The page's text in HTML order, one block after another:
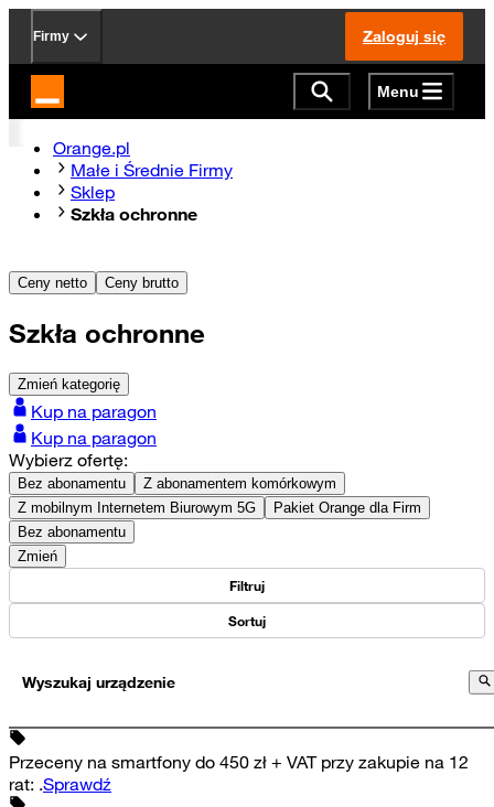
Firmy Zaloguj się
Strona główna Orange.pl Menu
Orange.pl
Małe i Średnie Firmy
Sklep
Szkła ochronne
Ceny netto Ceny brutto
Szkła ochronne
Zmień kategorię
Kup na paragon
Kup na paragon
Wybierz ofertę:
Bez abonamentu
Z abonamentem komórkowym
Z mobilnym Internetem Biurowym 5G
Pakiet Orange dla Firm
Bez abonamentu
Zmień
Filtruj
Sortuj
Wyszukaj urządzenie
Przeceny na smartfony do 450 zł + VAT przy zakupie na 12
rat: .Sprawdź